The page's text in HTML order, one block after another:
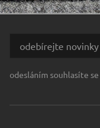
odesláním souhlasíte se